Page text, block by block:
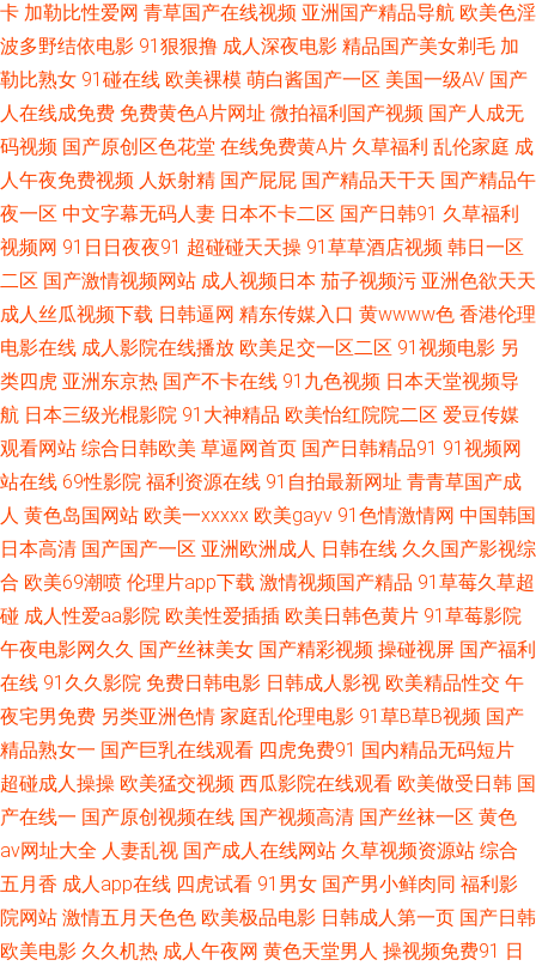
专区 久草福利在线视频 97操逼网 日本人操日本人 激情片在線 91深夜福利一
区 日韩伦理在线观看 美女逼视频 豆花影院色 伊人大香啪啪 欧美成人影 东方
成人AV在线 亚洲AV炮图 精品国产网站 91网在线看 五月天福利网 久久AV香
蕉 99福利导航微拍 网址导航免费看片 久草福利资源站 TS赵恩静 午夜秀场一
香蕉网站在线 久久香港大香蕉 操逼福利导航 午夜福利视频1 老湿影院免费
白丝美女后入爆操 91黄色网入口站 日本不卡视频 国产区熟女 91视频专区 日
韩成人综合AⅤ 精品伊人久久伊人 99热婷婷 熟女激情网 精东影业蜜桃91 成
人电影AV 亚州综合色网 免费黄色影视 白丝白虎91中出 亚洲春色综合另类 男
人色网 成人电影青青草 伊人综合影院AV 91视频首页蝌蚪 成人片网址 欧美操
B视频 狠狠日天天 97超碰在线资源 无码欧美另类 女同h片网站 福利视频在
线导航 91电影免费看 日韩福利导航 久久福利合集 超碰97A片 影音先锋91看
片 人人操网 海角社区91人妻 97伊人网 午夜无码 欧美传媒91 岛国偷拍色图
91初夜 天天天肏 美女被插网站 成人午夜精品 宅男爆菊精品在线 日本不卡成
人 激情六月天色综合 www日韩欧美 香蕉视频污 欧美熟妇bbw 黄色国产大全
AV白丝 午夜视频入口 男人和女人操国产 福利视频在线导航 91呦呦在线观看
卡 加勒比性爱网 青草国产在线视频 亚洲国产精品导航 欧美色淫
波多野结依电影 91狠狠撸 成人深夜电影 精品国产美女剃毛 加
勒比熟女 91碰在线 欧美裸模 萌白酱国产一区 美国一级AV 国产
人在线成免费 免费黄色A片网址 微拍福利国产视频 国产人成无
码视频 国产原创区色花堂 在线免费黄A片 久草福利 乱伦家庭 成
人午夜免费视频 人妖射精 国产屁屁 国产精品天干天 国产精品午
夜一区 中文字幕无码人妻 日本不卡二区 国产日韩91 久草福利
视频网 91日日夜夜91 超碰碰天天操 91草草酒店视频 韩日一区
二区 国产激情视频网站 成人视频日本 茄子视频污 亚洲色欲天天
成人丝瓜视频下载 日韩逼网 精东传媒入口 黄wwww色 香港伦理
电影在线 成人影院在线播放 欧美足交一区二区 91视频电影 另
类四虎 亚洲东京热 国产不卡在线 91九色视频 日本天堂视频导
航 日本三级光棍影院 91大神精品 欧美怡红院院二区 爱豆传媒
观看网站 综合日韩欧美 草逼网首页 国产日韩精品91 91视频网
站在线 69性影院 福利资源在线 91自拍最新网址 青青草国产成
人 黄色岛国网站 欧美一xxxxx 欧美gayv 91色情激情网 中国韩国
日本高清 国产国产一区 亚洲欧洲成人 日韩在线 久久国产影视综
合 欧美69潮喷 伦理片app下载 激情视频国产精品 91草莓久草超
碰 成人性爱aa影院 欧美性爱插插 欧美日韩色黄片 91草莓影院
午夜电影网久久 国产丝袜美女 国产精彩视频 操碰视屏 国产福利
在线 91久久影院 免费日韩电影 日韩成人影视 欧美精品性交 午
夜宅男免费 另类亚洲色情 家庭乱伦理电影 91草B草B视频 国产
精品熟女一 国产巨乳在线观看 四虎免费91 国内精品无码短片
超碰成人操操 欧美猛交视频 西瓜影院在线观看 欧美做受日韩 国
产在线一 国产原创视频在线 国产视频高清 国产丝袜一区 黄色
av网址大全 人妻乱视 国产成人在线网站 久草视频资源站 综合
五月香 成人app在线 四虎试看 91男女 国产男小鲜肉同 福利影
院网站 激情五月天色色 欧美极品电影 日韩成人第一页 国产日韩
欧美电影 久久机热 成人午夜网 黄色天堂男人 操视频免费91 日